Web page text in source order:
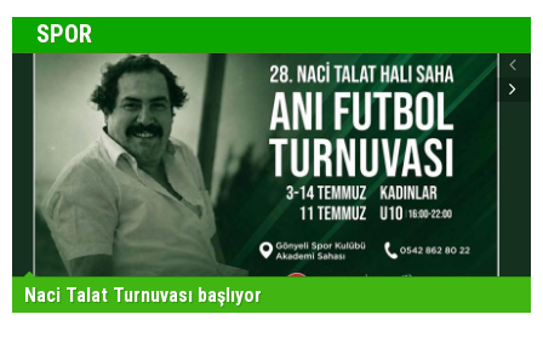
SPOR
Naci Talat Turnuvası başlıyor